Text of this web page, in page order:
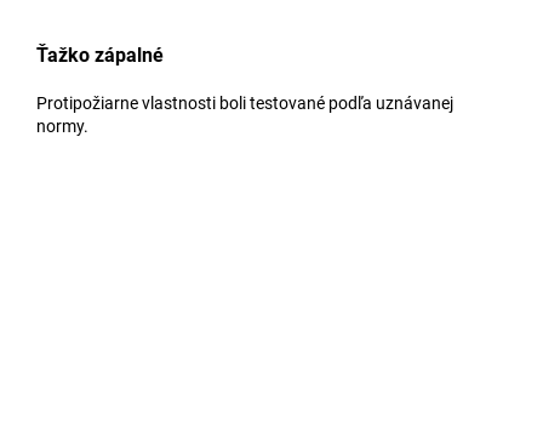
Ťažko zápalné
Protipožiarne vlastnosti boli testované podľa uznávanej
normy.